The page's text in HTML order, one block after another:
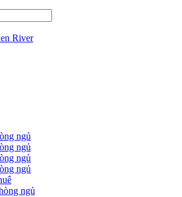
River
ngủ
ngủ
ngủ
ngủ
ngủ